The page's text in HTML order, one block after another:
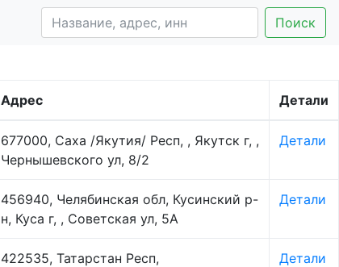
Поиск
Адрес Детали
677000, Саха /Якутия/ Респ, , Якутск г, ,
Чернышевского ул, 8/2
Детали
456940, Челябинская обл, Кусинский р-
н, Куса г, , Советская ул, 5А
Детали
422535, Татарстан Респ,
Детали